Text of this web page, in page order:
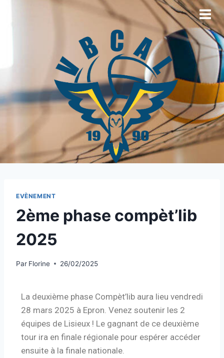
EVÈNEMENT
2ème phase compèt’lib
2025
Par Florine 26/02/2025
La deuxième phase Compèt’lib aura lieu vendredi
28 mars 2025 à Epron. Venez soutenir les 2
équipes de Lisieux ! Le gagnant de ce deuxième
tour ira en finale régionale pour espérer accéder
ensuite à la finale nationale.